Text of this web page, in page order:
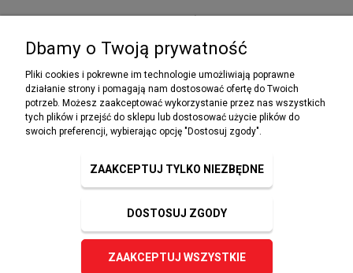
NEWSLETTER
Podaj swój adres e-mail, jeżeli chcesz otrzymywać
ZAPISZ SIĘ
Dbamy o Twoją prywatność
Pliki cookies i pokrewne im technologie umożliwiają poprawne
działanie strony i pomagają nam dostosować ofertę do Twoich
potrzeb. Możesz zaakceptować wykorzystanie przez nas wszystkich
tych plików i przejść do sklepu lub dostosować użycie plików do
swoich preferencji, wybierając opcję "Dostosuj zgody".
ZAAKCEPTUJ TYLKO NIEZBĘDNE
DOSTOSUJ ZGODY
ZAAKCEPTUJ WSZYSTKIE